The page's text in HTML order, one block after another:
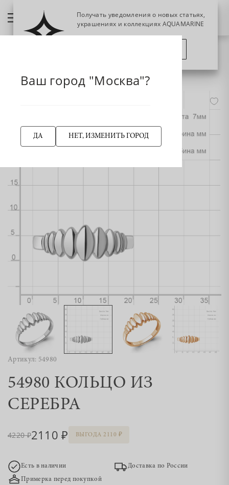
Артикул: 54980
54980 КОЛЬЦО ИЗ
СЕРЕБРА
4220 2110 ВЫГОДА 2110
Есть в наличии
Доставка по России
Примерка перед покупкой
Ваш город "Москва"?
ДА НЕТ, ИЗМЕНИТЬ ГОРОД
Получать уведомления о новых статьях,
украшениях и коллекциях AQUAMARINE